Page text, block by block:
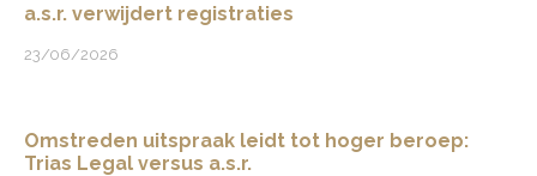
a.s.r. verwijdert registraties
23/06/2026
Omstreden uitspraak leidt tot hoger beroep:
Trias Legal versus a.s.r.